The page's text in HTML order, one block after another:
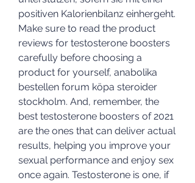
Make sure to read the product
reviews for testosterone boosters
carefully before choosing a
product for yourself, anabolika
bestellen forum köpa steroider
stockholm. And, remember, the
best testosterone boosters of 2021
are the ones that can deliver actual
results, helping you improve your
sexual performance and enjoy sex
once again. Testosterone is one, if